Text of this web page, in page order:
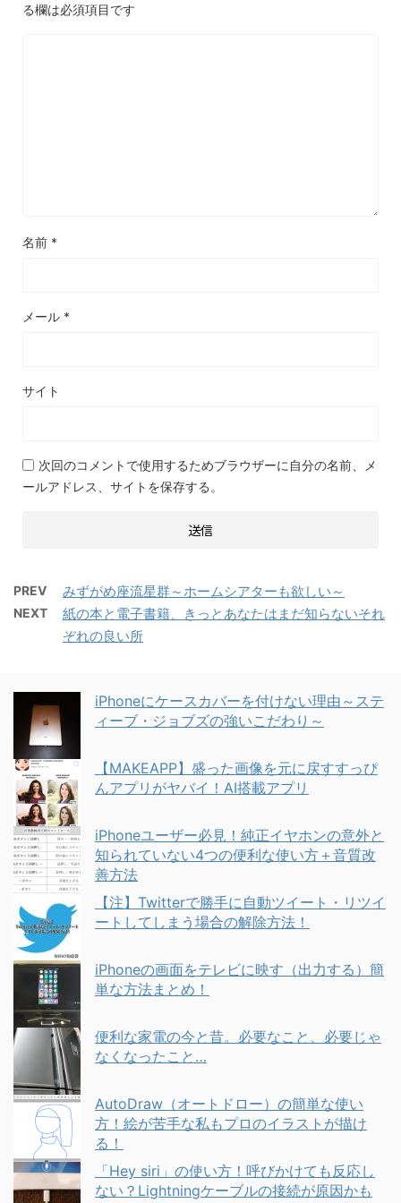
る欄は必須項目です
名前 *
メール *
サイト
次回のコメントで使用するためブラウザーに自分の名前、メ
ールアドレス、サイトを保存する。
PREV みずがめ座流星群～ホームシアターも欲しい～
NEXT
紙の本と電子書籍、きっとあなたはまだ知らないそれ
ぞれの良い所
iPhoneにケースカバーを付けない理由～ステ
ィーブ・ジョブズの強いこだわり～
【MAKEAPP】盛った画像を元に戻すすっぴ
んアプリがヤバイ！AI搭載アプリ
iPhoneユーザー必見！純正イヤホンの意外と
知られていない4つの便利な使い方＋音質改
善方法
【注】Twitterで勝手に自動ツイート・リツイ
ートしてしまう場合の解除方法！
iPhoneの画面をテレビに映す（出力する）簡
単な方法まとめ！
便利な家電の今と昔。必要なこと、必要じゃ
なくなったこと…
AutoDraw（オートドロー）の簡単な使い
方！絵が苦手な私もプロのイラストが描け
る！
「Hey siri」の使い方！呼びかけても反応し
ない？Lightningケーブルの接続が原因かも